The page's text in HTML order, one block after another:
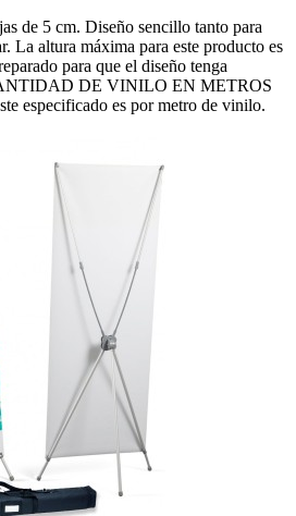
de 5 cm. Diseño sencillo tanto para
La altura máxima para este producto es
para que el diseño tenga
DE VINILO EN METROS
especificado es por metro de vinilo.